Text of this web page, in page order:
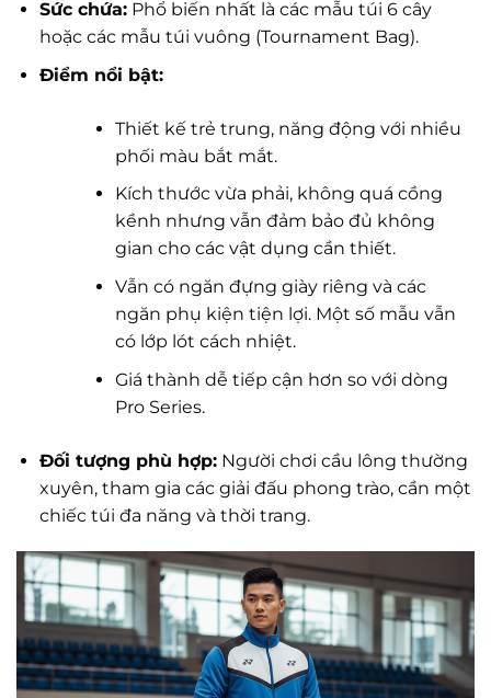
Sức chứa:Phổ biến nhất là các mẫu túi 6 cây
hoặc các mẫu túi vuông (Tournament Bag).
Điểm nổi bật:
Thiết kế trẻ trung, năng động với nhiều
phối màu bắt mắt.
Kích thước vừa phải, không quá cồng
kềnh nhưng vẫn đảm bảo đủ không
gian cho các vật dụng cần thiết.
Vẫn có ngăn đựng giày riêng và các
ngăn phụ kiện tiện lợi. Một số mẫu vẫn
có lớp lót cách nhiệt.
Giá thành dễ tiếp cận hơn so với dòng
Pro Series.
Đối tượng phù hợp:Người chơi cầu lông thường
xuyên, tham gia các giải đấu phong trào, cần một
chiếc túi đa năng và thời trang.